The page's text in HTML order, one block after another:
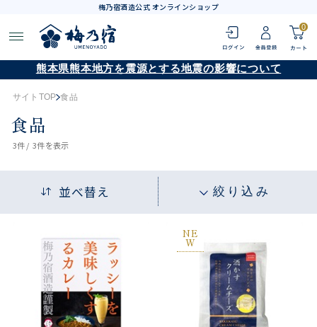
梅乃宿酒造公式 オンラインショップ
0
熊本県熊本地方を震源とする地震の影響について
サイトTOP 食品
食品
3件 / 3件を表示
並べ替え 絞り込み
NE
W